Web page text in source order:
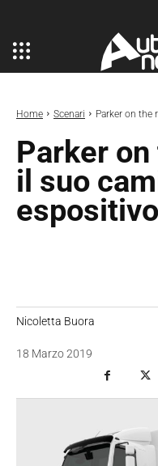
Home Scenari Parker on
Parker
il suo
Nicoletta Buora
18 Marzo 2019